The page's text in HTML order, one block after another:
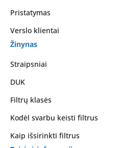
Pristatymas
Verslo klientai
Žinynas
Straipsniai
DUK
Filtrų klasės
Kodėl svarbu keisti filtrus
Kaip išsirinkti filtrus